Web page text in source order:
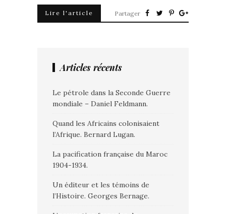
Lire l'article Partager
Articles récents
Le pétrole dans la Seconde Guerre
mondiale – Daniel Feldmann.
Quand les Africains colonisaient
l’Afrique. Bernard Lugan.
La pacification française du Maroc
1904-1934.
Un éditeur et les témoins de
l’Histoire. Georges Bernage.